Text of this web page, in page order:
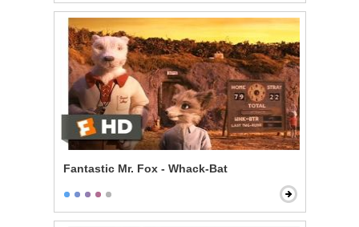
Fantastic Mr. Fox - Whack-Bat